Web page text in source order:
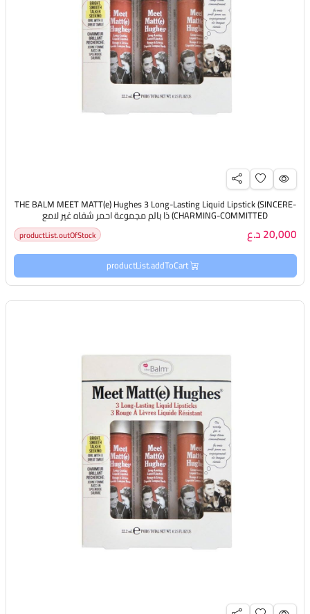
THE BALM MEET MATT(e) Hughes 3 Long-Lasting Liquid Lipstick (SINCERE-
CHARMING-COMMITTED) ذا بالم مجموعة احمر شفاه غير لامع
20,000 د.ع productList.outOfStock
productList.addToCart